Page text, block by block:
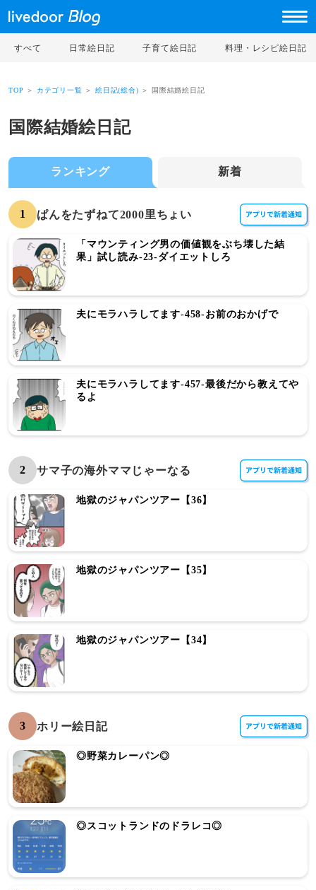
すべて 日常絵日記 子育て絵日記 料理・レシピ絵日記
TOP ＞ カテゴリ一覧 ＞絵日記(総合) ＞ 国際結婚絵日記
国際結婚絵日記
ランキング 新着
1 ぱんをたずねて2000里ちょい
「マウンティング男の価値観をぶち壊した結
果」試し読み-23-ダイエットしろ
夫にモラハラしてます-458-お前のおかげで
夫にモラハラしてます-457-最後だから教えてや
るよ
2 サマ子の海外ママじゃーなる
地獄のジャパンツアー【36】
地獄のジャパンツアー【35】
地獄のジャパンツアー【34】
3 ホリー絵日記
◎野菜カレーパン◎
◎スコットランドのドラレコ◎